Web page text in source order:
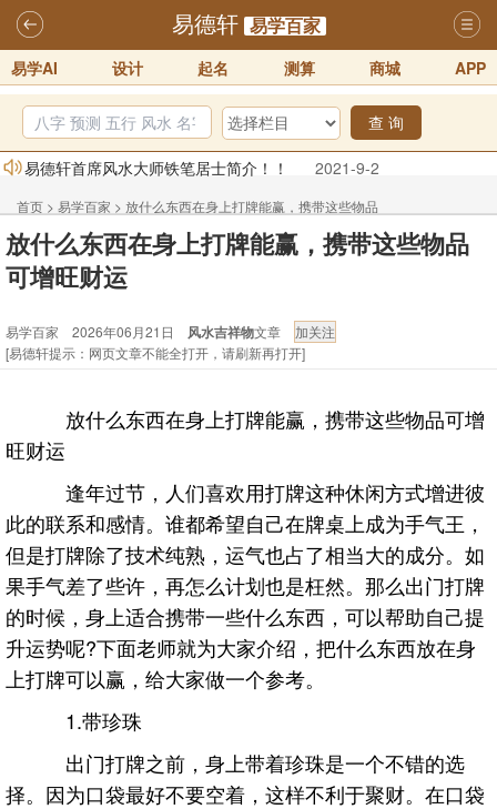
易德轩 易学百家
易学AI 设计 起名 测算 商城 APP
查 询
易德轩首席风水大师铁笔居士简介！！
2021-9-2
易德轩通告：本网站易德轩商标及LOGO注册声明
易德轩易学ai，ai批八字紫微命理相学，ai智能体客服系统开通，欢迎
体验！！
2025-07-01
2025-07-01
2026年化太岁锦囊属马、鼠、牛、龙、兔、狗、鸡生肖化太岁开始预
2026丙午年铁笔居士精批年运说明
2025-10-12
首页 > 易学百家 > 放什么东西在身上打牌能赢，携带这些物品
可增旺财运
放什么东西在身上打牌能赢，携带这些物品
可增旺财运
易学百家 2026年06月21日 风水吉祥物文章
[易德轩提示：网页文章不能全打开，请刷新再打开]
放什么东西在身上打牌能赢，携带这些物品可增
旺财运
逢年过节，人们喜欢用打牌这种休闲方式增进彼
此的联系和感情。谁都希望自己在牌桌上成为手气王，
但是打牌除了技术纯熟，运气也占了相当大的成分。如
果手气差了些许，再怎么计划也是枉然。那么出门打牌
的时候，身上适合携带一些什么东西，可以帮助自己提
升运势呢?下面老师就为大家介绍，把什么东西放在身
上打牌可以赢，给大家做一个参考。
1.带珍珠
出门打牌之前，身上带着珍珠是一个不错的选
择。因为口袋最好不要空着，这样不利于聚财。在口袋